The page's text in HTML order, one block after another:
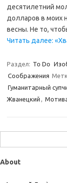
десятилетний
долларов в моих
весны. Не то,
Читать далее:
Раздел: To Do
Соображения
Гуманитарный
Жванецкий ,
About